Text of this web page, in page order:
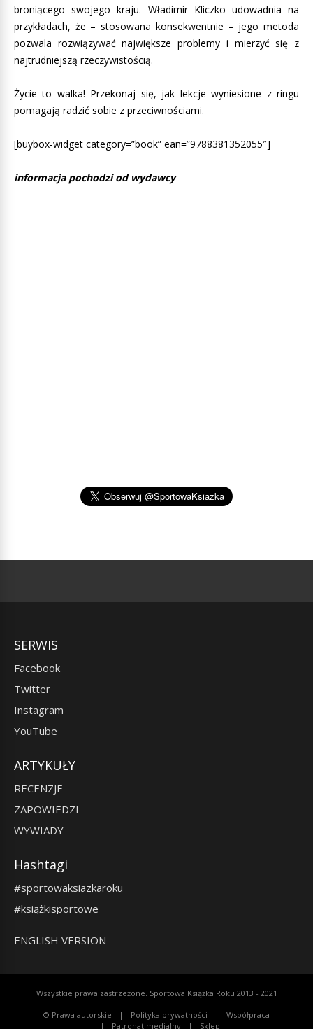
broniącego swojego kraju. Władimir Kliczko udowadnia na
przykładach, że – stosowana konsekwentnie – jego metoda
pozwala rozwiązywać największe problemy i mierzyć się z
najtrudniejszą rzeczywistością.
Życie to walka! Przekonaj się, jak lekcje wyniesione z ringu
pomagają radzić sobie z przeciwnościami.
[buybox-widget category=”book” ean=”9788381352055″]
informacja pochodzi od wydawcy
SERWIS
Facebook
Twitter
Instagram
YouTube
ARTYKUŁY
RECENZJE
ZAPOWIEDZI
WYWIADY
Hashtagi
#sportowaksiazkaroku
#książkisportowe
ENGLISH VERSION
Wszystkie prawa zastrzeżone. Sportowa Książka Roku 2013 - 2021
© Prawa autorskie Polityka prywatności
Współpraca
Patronat medialny
Sklep